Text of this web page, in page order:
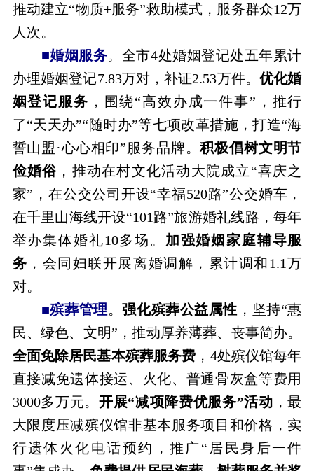
推动建立“物质+服务”救助模式，服务群众12万
人次。
■婚姻服务。全市4处婚姻登记处五年累计
办理婚姻登记7.83万对，补证2.53万件。优化婚
姻登记服务 ，围绕“高效办成一件事”，推行
了“天天办”“随时办”等七项改革措施，打造“海
誓山盟·心心相印”服务品牌。积极倡树文明节
俭婚俗 ，推动在村文化活动大院成立“喜庆之
家”，在公交公司开设“幸福520路”公交婚车，
在千里山海线开设“101路”旅游婚礼线路，每年
举办集体婚礼10多场。 加强婚姻家庭辅导服
务 ，会同妇联开展离婚调解，累计调和1.1万
对。
■殡葬管理。强化殡葬公益属性 ，坚持“惠
民、绿色、文明”，推动厚养薄葬、丧事简办。
全面免除居民基本殡葬服务费 ，4处殡仪馆每年
直接减免遗体接运、火化、普通骨灰盒等费用
3000多万元。 开展“减项降费优服务”活动 ，最
大限度压减殡仪馆非基本服务项目和价格，实
行遗体火化电话预约，推广“居民身后一件